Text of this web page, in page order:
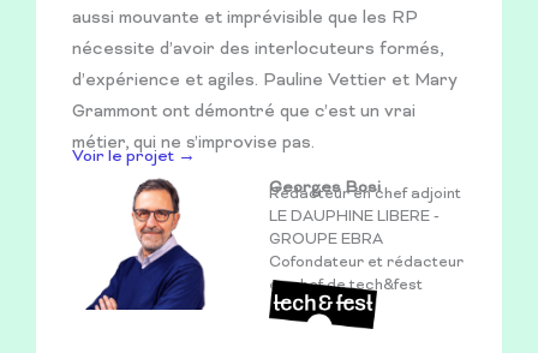
aussi mouvante et imprévisible que les RP
nécessite d’avoir des interlocuteurs formés,
d’expérience et agiles. Pauline Vettier et Mary
Grammont ont démontré que c’est un vrai
métier, qui ne s’improvise pas.
Voir le projet →
Georges Bosi
Rédacteur en chef adjoint
LE DAUPHINE LIBERE -
GROUPE EBRA
Cofondateur et rédacteur
en chef de tech&fest